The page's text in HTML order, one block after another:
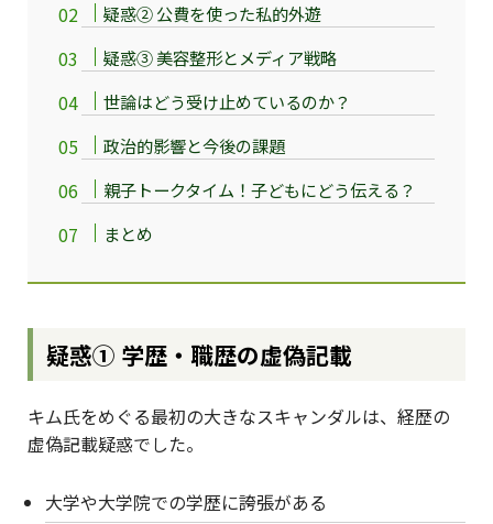
疑惑② 公費を使った私的外遊
疑惑③ 美容整形とメディア戦略
世論はどう受け止めているのか？
政治的影響と今後の課題
親子トークタイム！子どもにどう伝える？
まとめ
疑惑① 学歴・職歴の虚偽記載
キム氏をめぐる最初の大きなスキャンダルは、経歴の
虚偽記載疑惑でした。
大学や大学院での学歴に誇張がある